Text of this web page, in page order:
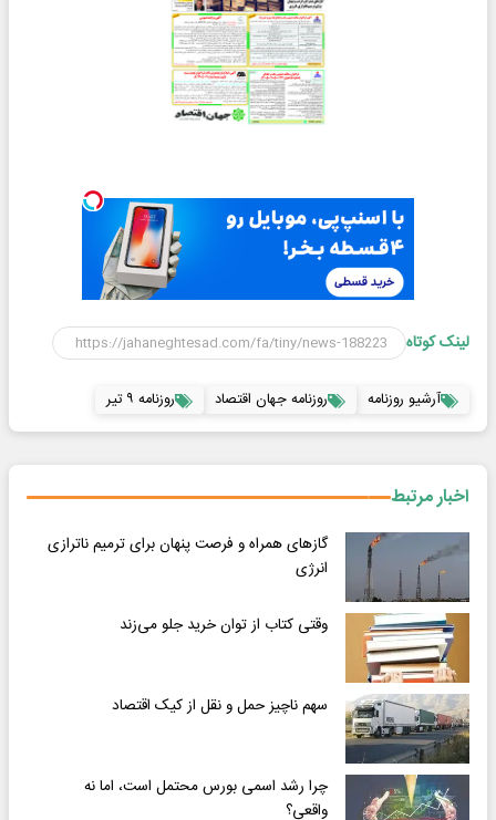
لینک کوتاه
آرشیو روزنامه روزنامه جهان اقتصاد روزنامه ۹ تیر
اخبار مرتبط
گازهای همراه و فرصت پنهان برای ترمیم ناترازی
انرژی
وقتی کتاب از توان خرید جلو می‌زند
سهم ناچیز حمل و نقل از کیک اقتصاد
چرا رشد اسمی بورس محتمل است، اما نه
واقعی؟